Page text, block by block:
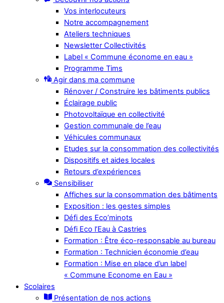
Vos interlocuteurs
Notre accompagnement
Ateliers techniques
Newsletter Collectivités
Label « Commune économe en eau »
Programme Tims
Agir dans ma commune
Rénover / Construire les bâtiments publics
Éclairage public
Photovoltaïque en collectivité
Gestion communale de l’eau
Véhicules communaux
Etudes sur la consommation des collectivités
Dispositifs et aides locales
Retours d’expériences
Sensibiliser
Affiches sur la consommation des bâtiments
Exposition : les gestes simples
Défi des Eco’minots
Défi Eco l’Eau à Castries
Formation : Être éco-responsable au bureau
Formation : Technicien économie d’eau
Formation : Mise en place d’un label
« Commune Econome en Eau »
Scolaires
Présentation de nos actions